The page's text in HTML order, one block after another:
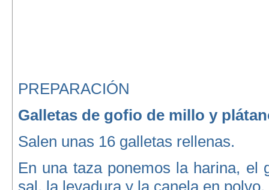
PREPARACIÓN
Galletas de gofio de millo y
Salen unas 16 galletas rellenas.
En una taza ponemos la harina, el
sal, la levadura y la canela en